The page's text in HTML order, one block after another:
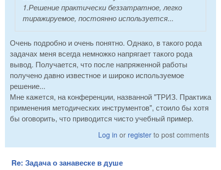
1.Решение практически беззатратное, легко
тиражируемое, постоянно используется...
Очень подробно и очень понятно. Однако, в такого рода
задачах меня всегда немножко напрягает такого рода
вывод. Получается, что после напряженной работы
получено давно известное и широко используемое
решение...
Мне кажется, на конференции, названной "ТРИЗ. Практика
применения методических инструментов", стоило бы хотя
бы оговорить, что приводится чисто учебный пример.
Log in or register to post comments
Re: Задача о занавеске в душе